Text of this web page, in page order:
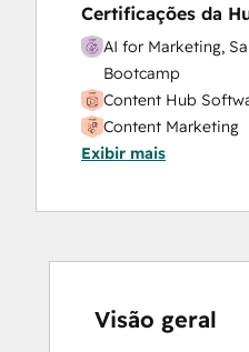
Certificações da
AI for Marketing,
Bootcamp
Content Hub
Content Marketing
CRM Data
Digital Advertising
Email Marketing
Guided Client
HubSpot
Exibir mais
Visão geral